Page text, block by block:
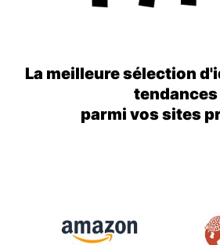
La meilleure sélection
tendances
parmi vos sites